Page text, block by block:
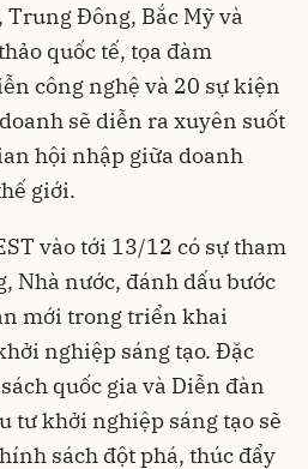
Trung Đông, Bắc Mỹ và
quốc tế, tọa đàm
công nghệ và 20 sự kiện
sẽ diễn ra xuyên suốt
hội nhập giữa doanh
giới.
vào tới 13/12 có sự tham
Nhà nước, đánh dấu bước
mới trong triển khai
nghiệp sáng tạo. Đặc
quốc gia và Diễn đàn
tư khởi nghiệp sáng tạo sẽ
sách đột phá, thúc đẩy